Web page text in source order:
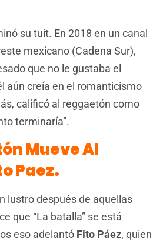
su tuit. En 2018 en un canal
mexicano (Cadena Sur),
que no le gustaba el
aún creía en el romanticismo
calificó al reggaetón como
terminaría”.
Mueve Al
Paez.
lustro después de aquellas
que “La batalla” se está
eso adelantó Fito Páez, quien